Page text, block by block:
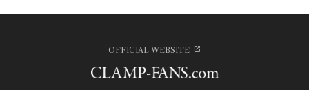
OFFICIAL WEBSITE